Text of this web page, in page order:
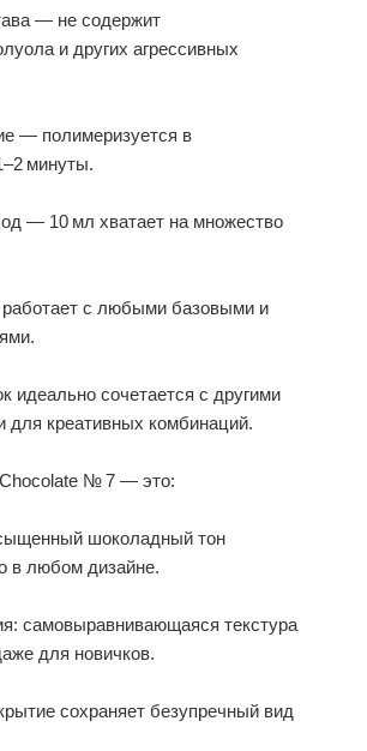
— не содержит
и других агрессивных
— полимеризуется в
минуты.
— 10 мл хватает на множество
с любыми базовыми и
идеально сочетается с другими
для креативных комбинаций.
Chocolate № 7 — это:
шоколадный тон
в любом дизайне.
самовыравнивающаяся текстура
для новичков.
сохраняет безупречный вид